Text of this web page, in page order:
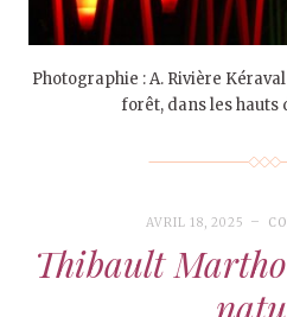
Photographie : A. Rivière
forêt, dans les hauts
AVRIL 18, 2025
Thibault